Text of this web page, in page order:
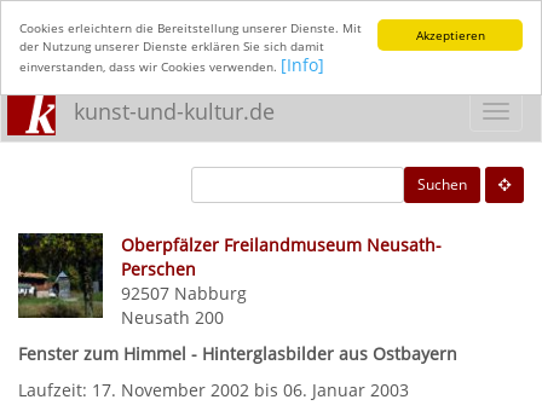
Akzeptieren
Cookies erleichtern die Bereitstellung unserer Dienste. Mit
der Nutzung unserer Dienste erklären Sie sich damit
einverstanden, dass wir Cookies verwenden. [Info]
kunst-und-kultur.de
Suchen
Oberpfälzer Freilandmuseum Neusath-
Perschen
92507 Nabburg
Neusath 200
Fenster zum Himmel - Hinterglasbilder aus Ostbayern
Laufzeit: 17. November 2002 bis 06. Januar 2003